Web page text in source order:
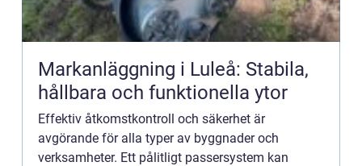
Markanläggning i Luleå: Stabila,
hållbara och funktionella ytor
Effektiv åtkomstkontroll och säkerhet är
avgörande för alla typer av byggnader och
verksamheter. Ett pålitligt passersystem kan